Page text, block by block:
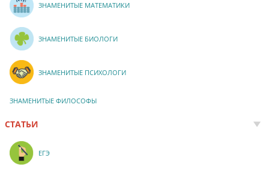
ЗНАМЕНИТЫЕ МАТЕМАТИКИ
ЗНАМЕНИТЫЕ БИОЛОГИ
ЗНАМЕНИТЫЕ ПСИХОЛОГИ
ЗНАМЕНИТЫЕ ФИЛОСОФЫ
СТАТЬИ
ЕГЭ